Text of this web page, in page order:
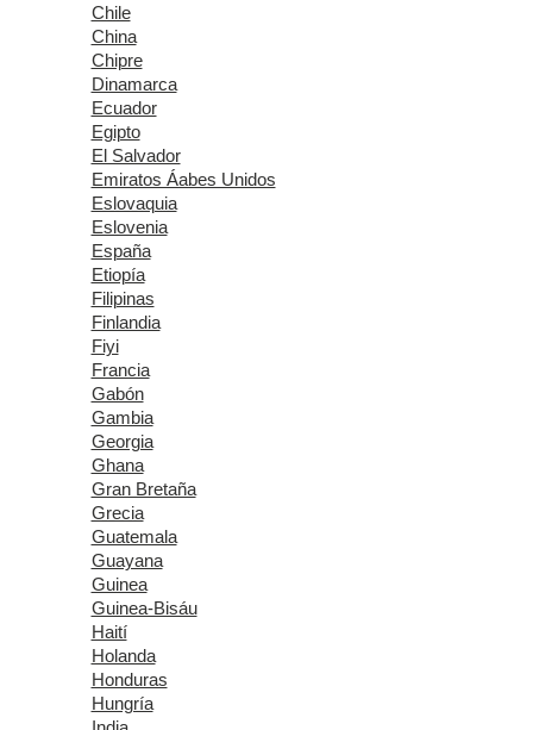
Chile
China
Chipre
Dinamarca
Ecuador
Egipto
El Salvador
Emiratos Áabes Unidos
Eslovaquia
Eslovenia
España
Etiopía
Filipinas
Finlandia
Fiyi
Francia
Gabón
Gambia
Georgia
Ghana
Gran Bretaña
Grecia
Guatemala
Guayana
Guinea
Guinea-Bisáu
Haití
Holanda
Honduras
Hungría